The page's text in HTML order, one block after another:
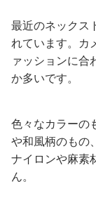
最近のネックス
れています。カ
ァッションに合
か多いです。
色々なカラーの
や和風柄のもの
ナイロンや麻素
ん。